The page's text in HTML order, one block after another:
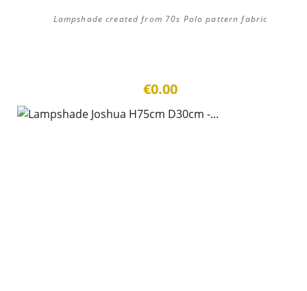
Lampshade created from 70s Polo pattern fabric
€0.00